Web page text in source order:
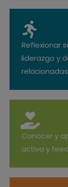
Reflexionar
liderazgo y
Conocer y
activa y